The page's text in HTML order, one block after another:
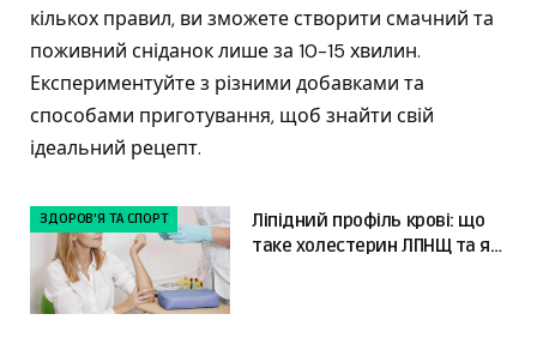
кількох правил, ви зможете створити смачний та
поживний сніданок лише за 10-15 хвилин.
Експериментуйте з різними добавками та
способами приготування, щоб знайти свій
ідеальний рецепт.
ЗДОРОВ'Я ТА СПОРТ
Ліпідний профіль крові: що
таке холестерин ЛПНЩ та як